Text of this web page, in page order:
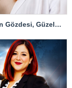
Güzelliğe Dokunan Altın Eller: Türkiye’nin Gözdesi, Güzelliğe Taç Giydiren Kadın SİBEL ORHAN